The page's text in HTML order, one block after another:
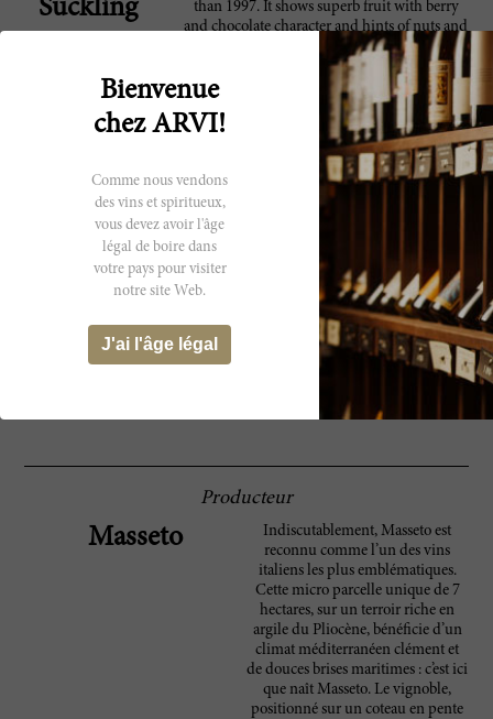
Suckling
than 1997. It shows superb fruit with berry
and chocolate character and hints of nuts and
dark fruit. It's still full-bodied with chewy yet
polished tannins. This is tight and like a wine
10 years younger. Decant three or four hours
before serving.
Parker
The 1998 is even better. It shares much of the
richness of the 1997, but with more
delineation and nuance. The wine blossoms
beautifully on the mid-palate and finish,
with layers of expressive fruit and fabulous
overall balance. This is a stunning Masseto.
Anticipated maturity: 2011-2018.
Spectator
Dark color, with intense aromas of green and
black olives and rich, ripe raspberries. Full-
bodied, with big velvety tannins and a bold,
exciting finish. This is very structured. Full
after 2007. 2,580 cases made. ?JS
Producteur
Masseto
Indiscutablement, Masseto est
reconnu comme l’un des vins
italiens les plus emblématiques.
Cette micro parcelle unique de 7
hectares, sur un terroir riche en
argile du Pliocène, bénéficie d’un
climat méditerranéen clément et
de douces brises maritimes : c’est ici
que naît Masseto. Le vignoble,
positionné sur un coteau en pente
Bienvenue
chez ARVI!
Comme nous vendons
des vins et spiritueux,
vous devez avoir l'âge
légal de boire dans
votre pays pour visiter
notre site Web.
J'ai l'âge légal